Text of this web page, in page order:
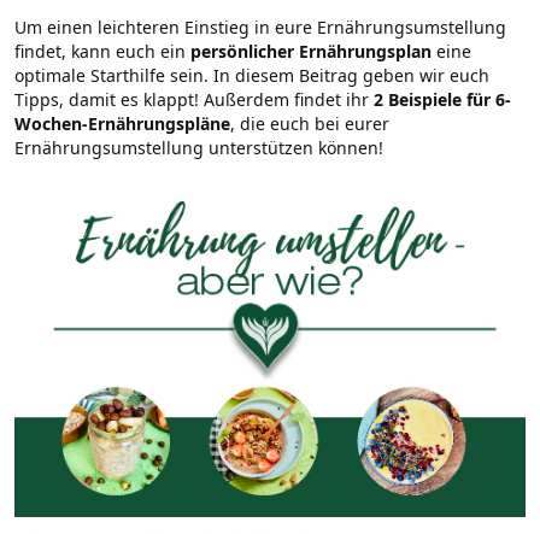
Um einen leichteren Einstieg in eure Ernährungsumstellung
findet, kann euch ein persönlicher Ernährungsplan eine
optimale Starthilfe sein. In diesem Beitrag geben wir euch
Tipps, damit es klappt! Außerdem findet ihr 2 Beispiele für 6-
Wochen-Ernährungspläne, die euch bei eurer
Ernährungsumstellung unterstützen können!